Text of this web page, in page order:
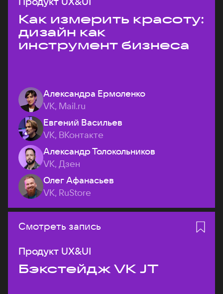
Как измерить красоту:
дизайн как
инструмент бизнеса
Александра Ермоленко
VK, Mail.ru
Евгений Васильев
VK, ВКонтакте
Александр Толокольников
VK, Дзен
Олег Афанасьев
VK, RuStore
Смотреть запись
Продукт UX&UI
Бэкстейдж VK JT